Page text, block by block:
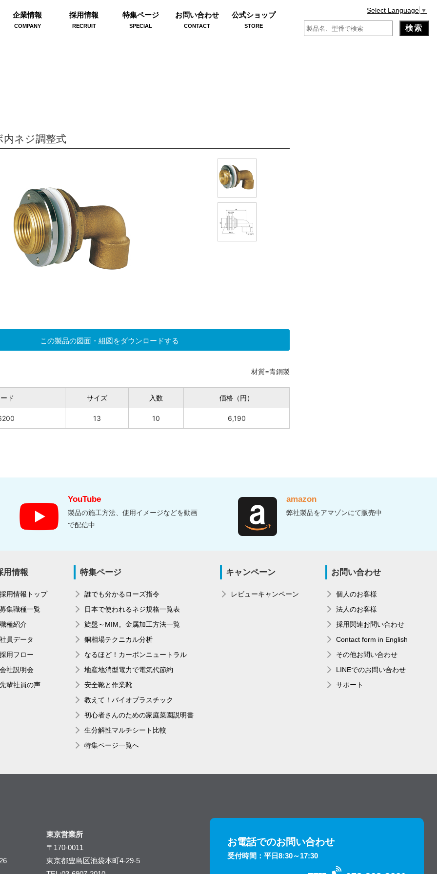
企業情報
COMPANY
採用情報
RECRUIT
特集ページ
SPECIAL
お問い合わせ
CONTACT
公式ショップ
STORE
Select Language ▼
ネジ調整式
この製品の図面・組図をダウンロードする
材質=青銅製
ド サイズ 入数 価格（円）
13 10 6,190
YouTube
製品の施工方法、使用イメージなどを動画
で配信中
amazon
弊社製品をアマゾンにて販売中
用情報
採用情報トップ
募集職種一覧
職種紹介
社員データ
採用フロー
会社説明会
先輩社員の声
特集ページ
誰でも分かるローズ指令
日本で使われるネジ規格一覧表
旋盤～MIM。金属加工方法一覧
銅相場テクニカル分析
なるほど！カーボンニュートラル
地産地消型電力で電気代節約
安全靴と作業靴
教えて！バイオプラスチック
初心者さんのための家庭菜園説明書
生分解性マルチシート比較
特集ページ一覧へ
キャンペーン
レビューキャンペーン
お問い合わせ
個人のお客様
法人のお客様
採用関連お問い合わせ
Contact form in English
その他お問い合わせ
LINEでのお問い合わせ
サポート
東京営業所
〒170-0011
東京都豊島区池袋本町4-29-5
お電話でのお問い合わせ
受付時間：平日8:30～17:30